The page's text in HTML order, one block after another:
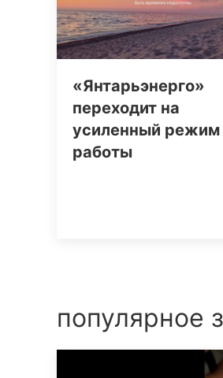
«Янтарьэнерго»
переходит на
усиленный режим
работы
популярное